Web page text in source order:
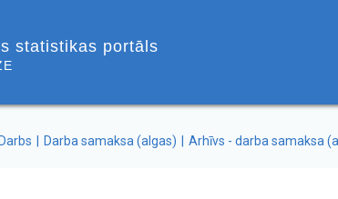
statistikas portāls
Darbs Darba samaksa (algas) Arhīvs - darba samaksa